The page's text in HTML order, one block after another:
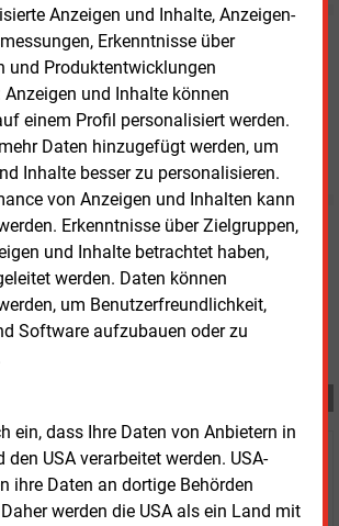
Anzeigen und Inhalte, Anzeigen-
Erkenntnisse über
und Produktentwicklungen
Anzeigen und Inhalte können
einem Profil personalisiert werden.
Daten hinzugefügt werden, um
Inhalte besser zu personalisieren.
von Anzeigen und Inhalten kann
Erkenntnisse über Zielgruppen,
und Inhalte betrachtet haben,
werden. Daten können
um Benutzerfreundlichkeit,
Software aufzubauen oder zu
ein, dass Ihre Daten von Anbietern in
USA verarbeitet werden. USA-
ihre Daten an dortige Behörden
werden die USA als ein Land mit
Dienstag, 2.12.2025, 13:36
im Branchenvergleich
Markenführung der Energiewirtschaft
Design, Kommunikation und digitale
Dienstag, 11.11.2025, 16:16
METER
Millionen für den Smart-Meter-Rollout
will rund 100 Millionen Euro in den Rollout
investieren und mit einem ehemaligen EnBW-
Fuß fassen.
an Content oder
für Ihr Unternehmen?